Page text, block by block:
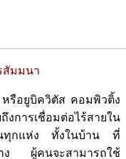
สัมมนา
บิควิตัส คอมพิวติ้ง
การเชื่อมต่อไร้สายใน
ทุกแห่ง ทั้งในบ้าน ที่
ผู้คนจะสามารถใช้